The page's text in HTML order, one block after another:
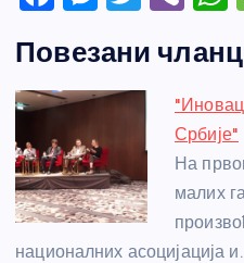
c
e
b
o
o
k
ss
e
n
g
er
itt
er
er
s
A
Повезани
Србије"
На
малих
националних асоцијација